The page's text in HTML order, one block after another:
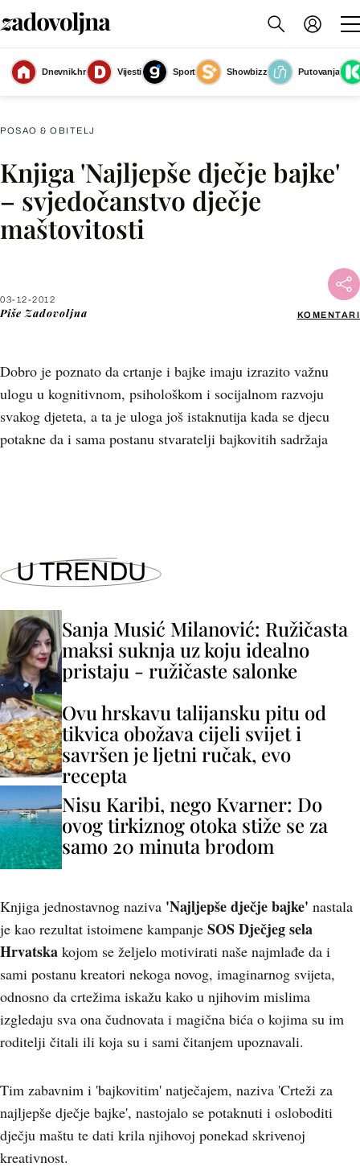
Dnevnik.hr Vijesti Sport Showbizz
Putovanja
Slika nije dostupna
POSAO & OBITELJ
Knjiga 'Najljepše dječje bajke'
– svjedočanstvo dječje
maštovitosti
03-12-2012
Piše Zadovoljna KOMENTARI
Dobro je poznato da crtanje i bajke imaju izrazito važnu
ulogu u kognitivnom, psihološkom i socijalnom razvoju
svakog djeteta, a ta je uloga još istaknutija kada se djecu
potakne da i sama postanu stvaratelji bajkovitih sadržaja
Facebook
X
U TRENDU
Sanja Musić Milanović: Ružičasta
maksi suknja uz koju idealno
pristaju - ružičaste salonke
Ovu hrskavu talijansku pitu od
tikvica obožava cijeli svijet i
savršen je ljetni ručak, evo
recepta
Nisu Karibi, nego Kvarner: Do
ovog tirkiznog otoka stiže se za
samo 20 minuta brodom
Knjiga jednostavnog naziva 'Najljepše dječje bajke' nastala
je kao rezultat istoimene kampanje SOS Dječjeg sela
Hrvatska kojom se željelo motivirati naše najmlađe da i
sami postanu kreatori nekoga novog, imaginarnog svijeta,
odnosno da crtežima iskažu kako u njihovim mislima
izgledaju sva ona čudnovata i magična bića o kojima su im
roditelji čitali ili koja su i sami čitanjem upoznavali.
Tim zabavnim i 'bajkovitim' natječajem, naziva 'Crteži za
najljepše dječje bajke', nastojalo se potaknuti i osloboditi
dječju maštu te dati krila njihovoj ponekad skrivenoj
kreativnost.